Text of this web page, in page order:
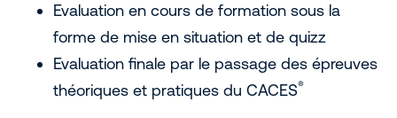
Evaluation en cours de formation sous la
forme de mise en situation et de quizz
Evaluation finale par le passage des épreuves
théoriques et pratiques du CACES®